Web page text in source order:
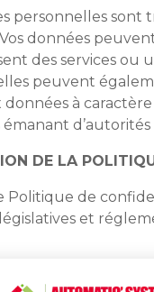
personnelles sont
données
des services ou
peuvent
données à
émanant
DE LA
Politique de
et